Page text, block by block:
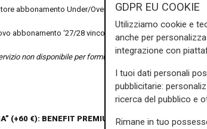
abbonamento Under/Over fino a cinque partite per
abbonamento ‘27/28 vincolata a un minimo di 12
non disponibile per formule Family e Young nel
(+60 €): BENEFIT PREMIUM E FACILITAZIONI
GDPR EU COOKIE
Utilizziamo cookie e
anche per
integrazione con
I tuoi dati personali
pubblicitarie:
ricerca del pubblico e
Rimane in tuo